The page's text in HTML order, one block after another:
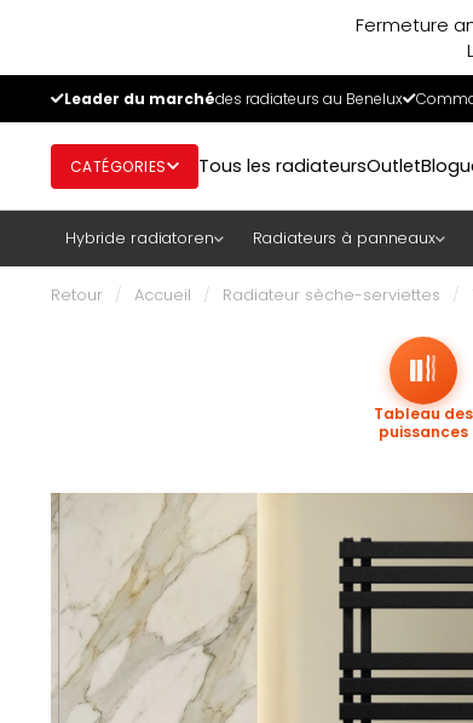
Fermeture
Leader du marchédes radiateurs au Benelux
CATÉGORIES Tous les radiateursOutlet
Hybride radiatoren Radiateurs à panneaux
Retour / Accueil / Radiateur sèche-serviettes /
Tableau des
puissances